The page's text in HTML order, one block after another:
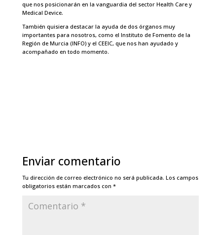
que nos posicionarán en la vanguardia del sector Health Care y
Medical Device.
También quisiera destacar la ayuda de dos órganos muy
importantes para nosotros, como el Instituto de Fomento de la
Región de Murcia (INFO) y el CEEIC, que nos han ayudado y
acompañado en todo momento.
Enviar comentario
Tu dirección de correo electrónico no será publicada. Los campos
obligatorios están marcados con *